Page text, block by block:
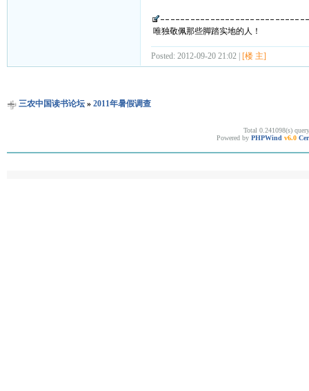
唯独敬佩那些脚踏实地的人！
Posted: 2012-09-20 21:02 | [楼 主]
三农中国读书论坛» 2011年暑假调查
Total 0.241098(s)
Powered by PHPWind v6.0